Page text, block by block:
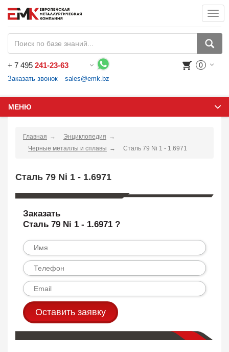
+ 7 495 241-23-63
Заказать звонок sales@emk.bz
0
МЕНЮ
Главная
Энциклопедия
Черные металлы и сплавы
Сталь 79 Ni 1 - 1.6971
Сталь 79 Ni 1 - 1.6971
Заказать
Сталь 79 Ni 1 - 1.6971 ?
Оставить заявку